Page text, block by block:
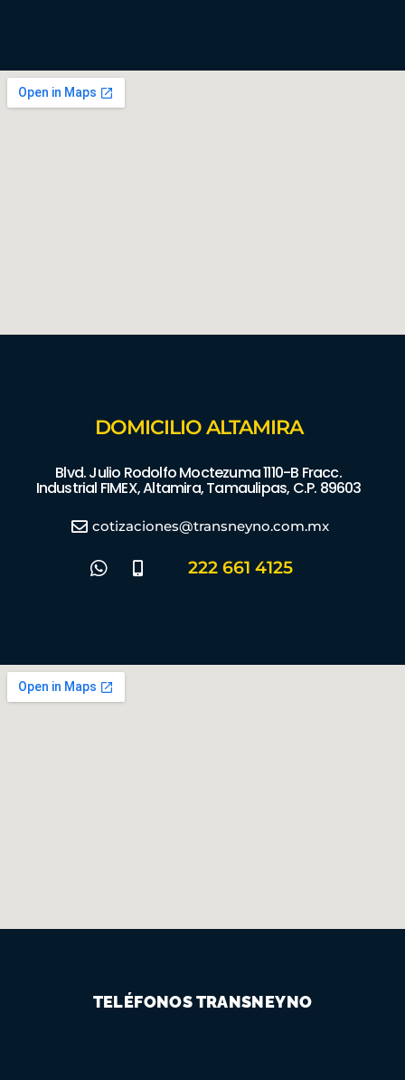
DOMICILIO ALTAMIRA
Blvd. Julio Rodolfo Moctezuma 1110-B Fracc.
Industrial FIMEX, Altamira, Tamaulipas, C.P. 89603
cotizaciones@transneyno.com.mx
222 661 4125
TELÉFONOS TRANSNEYNO